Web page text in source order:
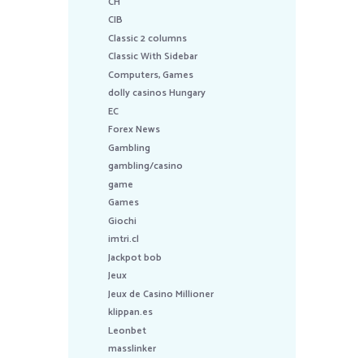
CIB
Classic 2 columns
Classic With Sidebar
Computers, Games
dolly casinos Hungary
EC
Forex News
Gambling
gambling/casino
game
Games
Giochi
imtri.cl
Jackpot bob
Jeux
Jeux de Casino Millioner
klippan.es
Leonbet
masslinker